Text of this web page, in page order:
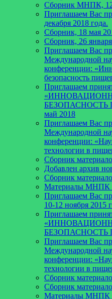
Сборник МНПК, 12
Приглашаем Вас
декабря 2018 года.
Сборник, 18 мая
Сборник, 26 января
Приглашаем Вас
Международной
конференции:
безопасность
Приглашаем
май 2018
Приглашаем Вас
Международной
конференции:
технологии в
Сборник
Добавлен архив
Cборник
Материалы МНПК
Приглашаем Вас
10-12 ноября 2015
Приглашаем
Приглашаем Вас
Международной
конференции:
технологии в
Сборник
Cборник
Материалы МНПК